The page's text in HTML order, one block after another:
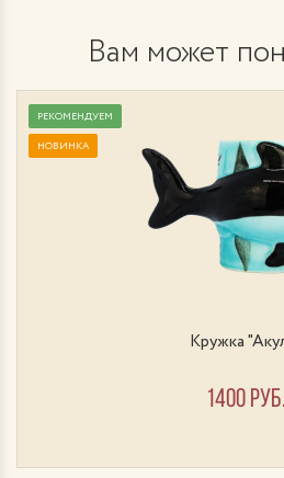
Вам может
РЕКОМЕНДУЕМ
НОВИНКА
Кружка
1400 руб.